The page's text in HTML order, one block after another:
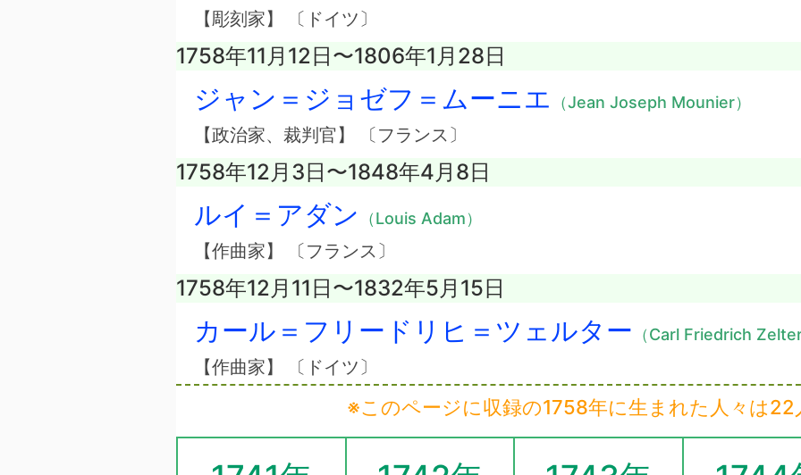
【彫刻家】 〔ドイツ〕
1758年11月12日〜1806年1月28日
ジャン＝ジョゼフ＝ムーニエ （Jean Joseph Mounier）
【政治家、裁判官】 〔フランス〕
1758年12月3日〜1848年4月8日
ルイ＝アダン （Louis Adam）
【作曲家】 〔フランス〕
1758年12月11日〜1832年5月15日
カール＝フリードリヒ＝ツェルター （Carl Friedrich
【作曲家】 〔ドイツ〕
※このページに収録の1758年に生まれた人々は22